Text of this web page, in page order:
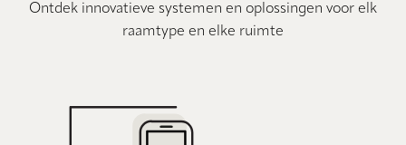
Ontdek innovatieve systemen en oplossingen voor elk
raamtype en elke ruimte